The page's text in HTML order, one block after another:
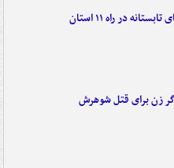
در راه ۱۱ استان
زن برای قتل شوهرش